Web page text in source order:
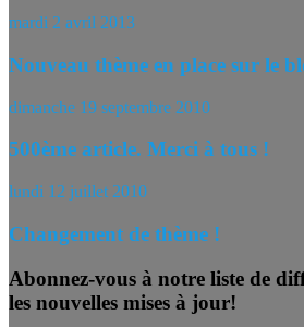
mardi 2 avril 2013
Nouveau thème en place sur le
dimanche 19 septembre 2010
500ème article. Merci à tous !
lundi 12 juillet 2010
Changement de thème !
Abonnez-vous à notre liste de
les nouvelles mises à jour!